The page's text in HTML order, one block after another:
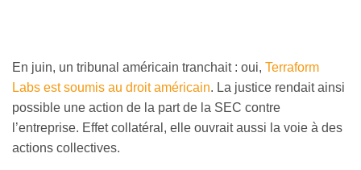
En juin, un tribunal américain tranchait : oui, Terraform
Labs est soumis au droit américain. La justice rendait ainsi
possible une action de la part de la SEC contre
l’entreprise. Effet collatéral, elle ouvrait aussi la voie à des
actions collectives.